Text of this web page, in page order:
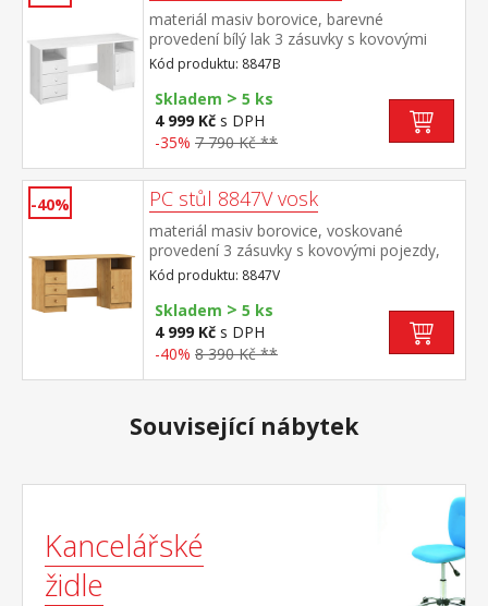
materiál masiv borovice, barevné
provedení bílý lak 3 zásuvky s kovovými
pojezdy, skříňka s dvířky rozměr zásuvky
(š/h/v) 27,9 × 30,7 × 10,6 cm bez výsuvu
pro klávesnici
Kód produktu: 8847B
Skladem > 5 ks
4 999 Kč s DPH
-35% 7 790 Kč **
-40% PC stůl 8847V vosk
materiál masiv borovice, voskované
provedení 3 zásuvky s kovovými pojezdy,
skříňka s dvířky rozměr zásuvky (š/h/v) 27,9
× 30,7 × 10,6 cm bez výsuvu pro klávesnici
Kód produktu: 8847V
Skladem > 5 ks
4 999 Kč s DPH
-40% 8 390 Kč **
Související nábytek
Kancelářské
židle